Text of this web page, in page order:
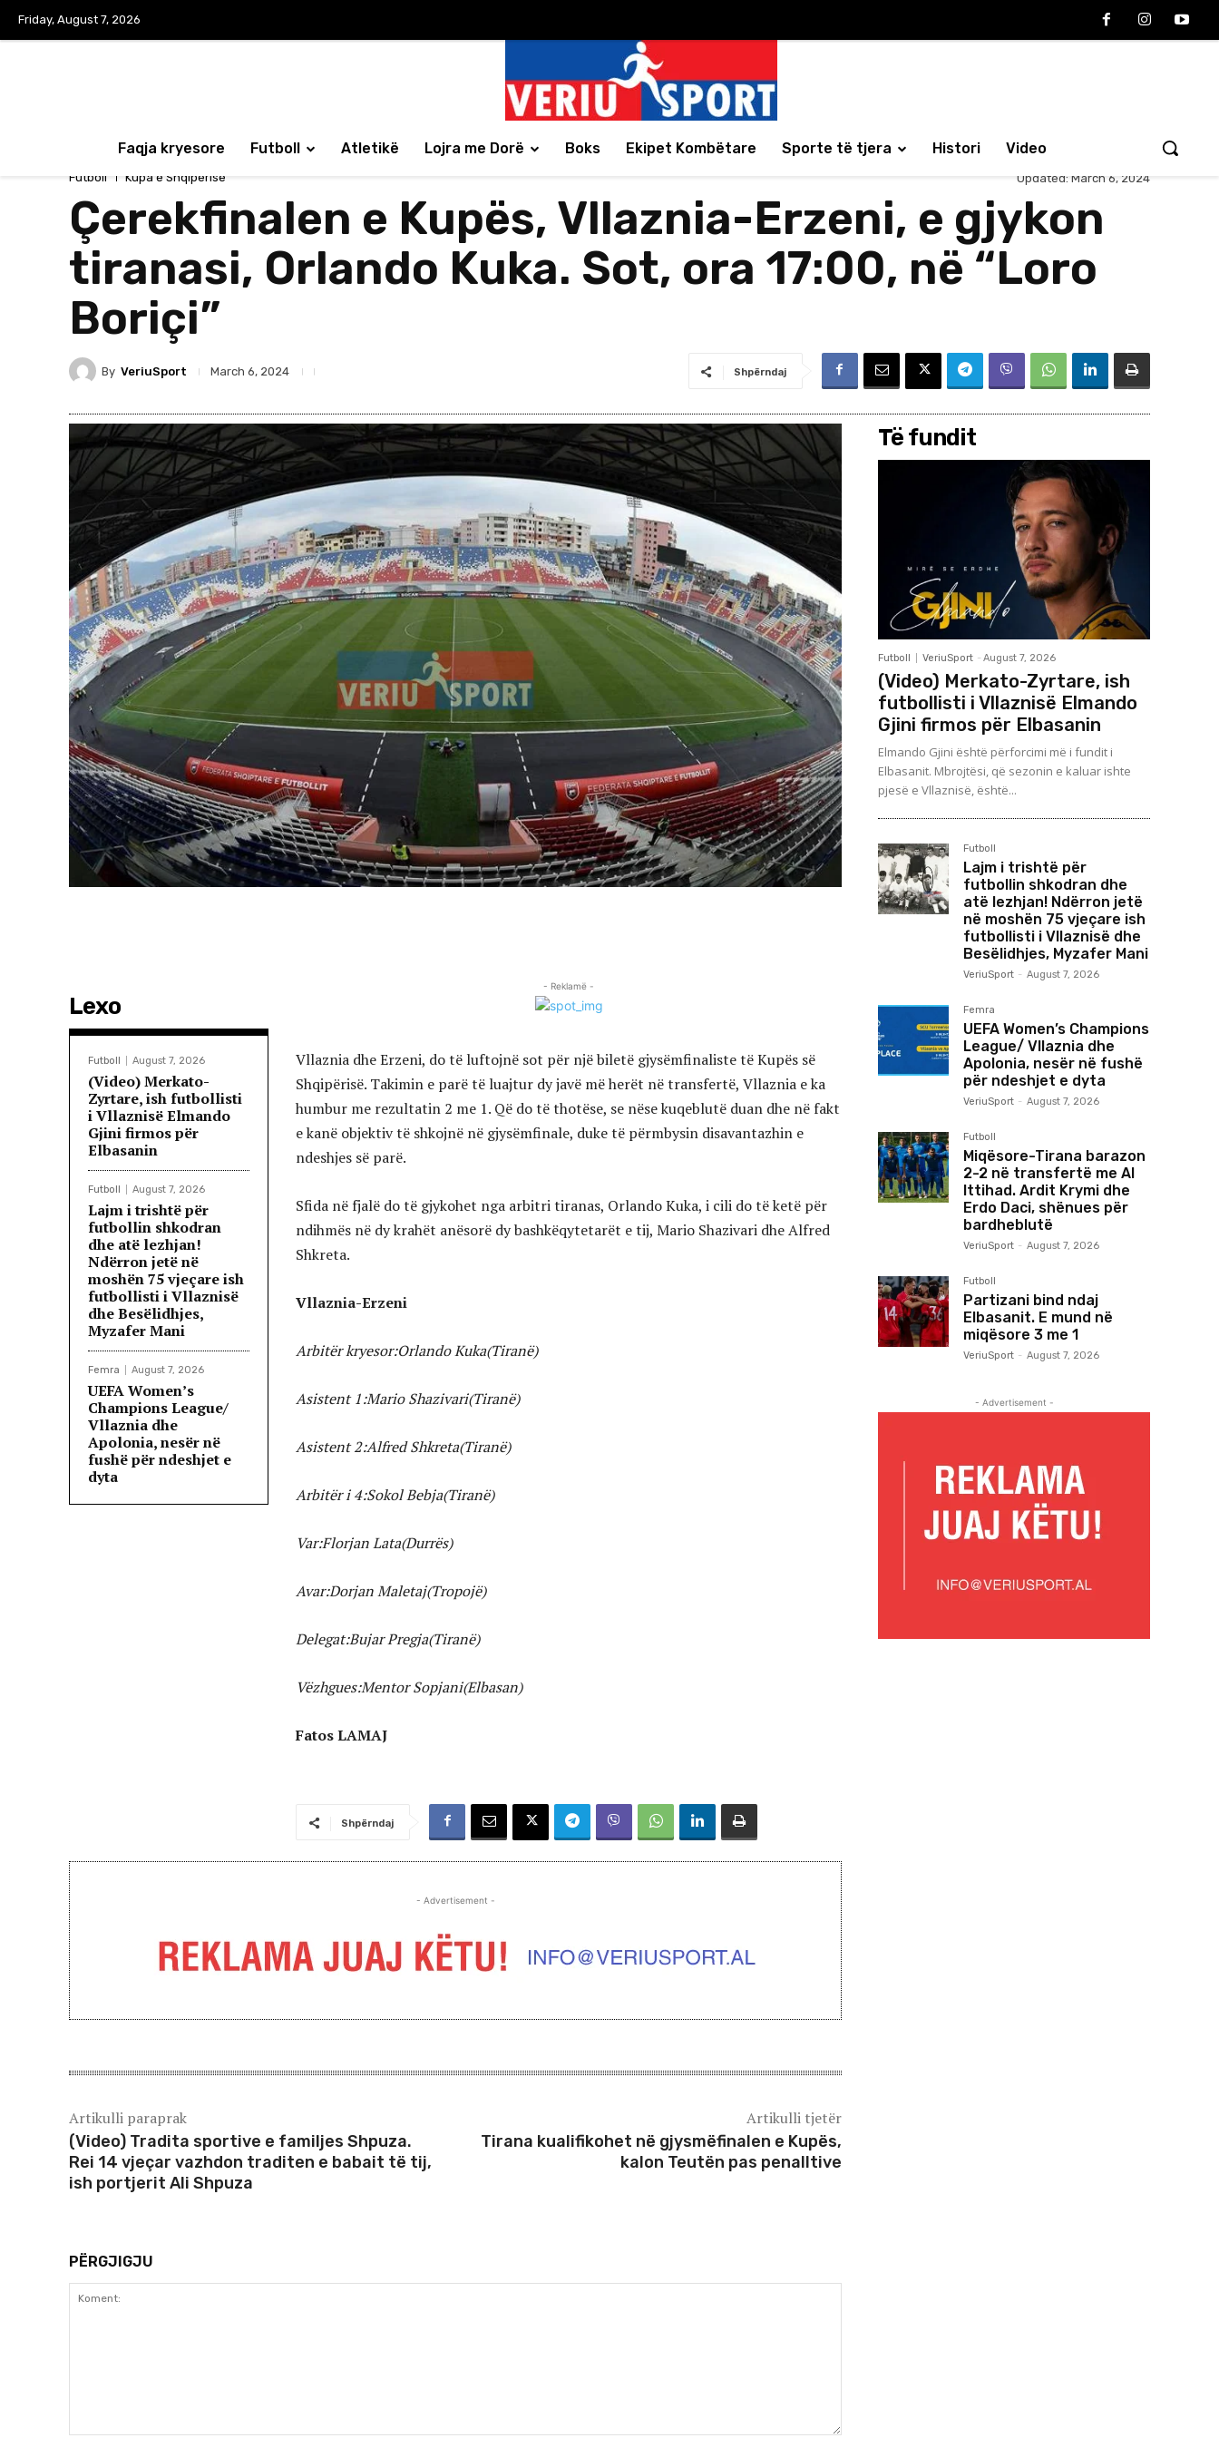
Friday, August 7, 2026
Faqja kryesore Futboll Atletikë Lojra me Dorë Boks Ekipet Kombëtare Sporte të tjera Histori Video
Futboll Kupa e Shqipërisë Updated: March 6, 2024
Çerekfinalen e Kupës, Vllaznia-Erzeni, e gjykon
tiranasi, Orlando Kuka. Sot, ora 17:00, në “Loro
Boriçi”
By VeriuSport March 6, 2024 Shpërndaj
Lexo
Futboll August 7, 2026
(Video) Merkato-
Zyrtare, ish futbollisti
i Vllaznisë Elmando
Gjini firmos për
Elbasanin
Futboll August 7, 2026
Lajm i trishtë për
futbollin shkodran
dhe atë lezhjan!
Ndërron jetë në
moshën 75 vjeçare ish
futbollisti i Vllaznisë
dhe Besëlidhjes,
Myzafer Mani
Femra August 7, 2026
UEFA Women’s
Champions League/
Vllaznia dhe
Apolonia, nesër në
fushë për ndeshjet e
dyta
- Reklamë -
Vllaznia dhe Erzeni, do të luftojnë sot për një biletë gjysëmfinaliste të Kupës së
Shqipërisë. Takimin e parë të luajtur dy javë më herët në transfertë, Vllaznia e ka
humbur me rezultatin 2 me 1. Që do të thotëse, se nëse kuqeblutë duan dhe në fakt
e kanë objektiv të shkojnë në gjysëmfinale, duke të përmbysin disavantazhin e
ndeshjes së parë.
Sfida në fjalë do të gjykohet nga arbitri tiranas, Orlando Kuka, i cili do të ketë për
ndihmës në dy krahët anësorë dy bashkëqytetarët e tij, Mario Shazivari dhe Alfred
Shkreta.
Vllaznia-Erzeni
Arbitër kryesor:Orlando Kuka(Tiranë)
Asistent 1:Mario Shazivari(Tiranë)
Asistent 2:Alfred Shkreta(Tiranë)
Arbitër i 4:Sokol Bebja(Tiranë)
Var:Florjan Lata(Durrës)
Avar:Dorjan Maletaj(Tropojë)
Delegat:Bujar Pregja(Tiranë)
Vëzhgues:Mentor Sopjani(Elbasan)
Fatos LAMAJ
Shpërndaj
- Advertisement -
Artikulli paraprak
(Video) Tradita sportive e familjes Shpuza.
Rei 14 vjeçar vazhdon traditen e babait të tij,
ish portjerit Ali Shpuza
Artikulli tjetër
Tirana kualifikohet në gjysmëfinalen e Kupës,
kalon Teutën pas penalltive
PËRGJIGJU
Të fundit
Futboll VeriuSport - August 7, 2026
(Video) Merkato-Zyrtare, ish
futbollisti i Vllaznisë Elmando
Gjini firmos për Elbasanin
Elmando Gjini është përforcimi më i fundit i
Elbasanit. Mbrojtësi, që sezonin e kaluar ishte
pjesë e Vllaznisë, është...
Futboll
Lajm i trishtë për
futbollin shkodran dhe
atë lezhjan! Ndërron jetë
në moshën 75 vjeçare ish
futbollisti i Vllaznisë dhe
Besëlidhjes, Myzafer Mani
VeriuSport - August 7, 2026
Femra
UEFA Women’s Champions
League/ Vllaznia dhe
Apolonia, nesër në fushë
për ndeshjet e dyta
VeriuSport - August 7, 2026
Futboll
Miqësore-Tirana barazon
2-2 në transfertë me Al
Ittihad. Ardit Krymi dhe
Erdo Daci, shënues për
bardheblutë
VeriuSport - August 7, 2026
Futboll
Partizani bind ndaj
Elbasanit. E mund në
miqësore 3 me 1
VeriuSport - August 7, 2026
- Advertisement -